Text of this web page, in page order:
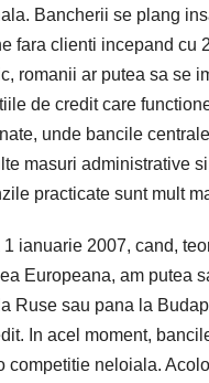
Bancherii se plang
fara clienti incepand cu
romanii ar putea sa se
de credit care
unde bancile
masuri administrative
practicate sunt mult
1 ianuarie 2007, cand,
Europeana, am putea
Ruse sau pana la
In acel moment,
competitie neloiala.